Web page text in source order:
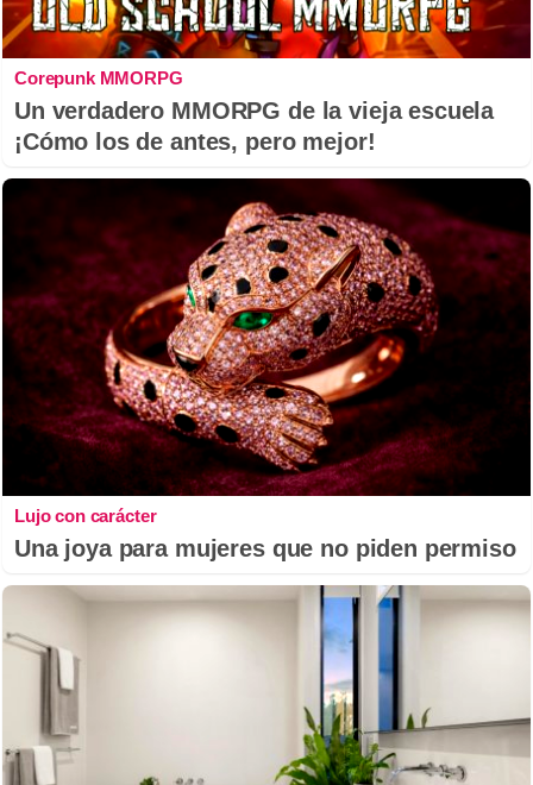
Corepunk MMORPG
Un verdadero MMORPG de la vieja escuela
¡Cómo los de antes, pero mejor!
Lujo con carácter
Una joya para mujeres que no piden permiso